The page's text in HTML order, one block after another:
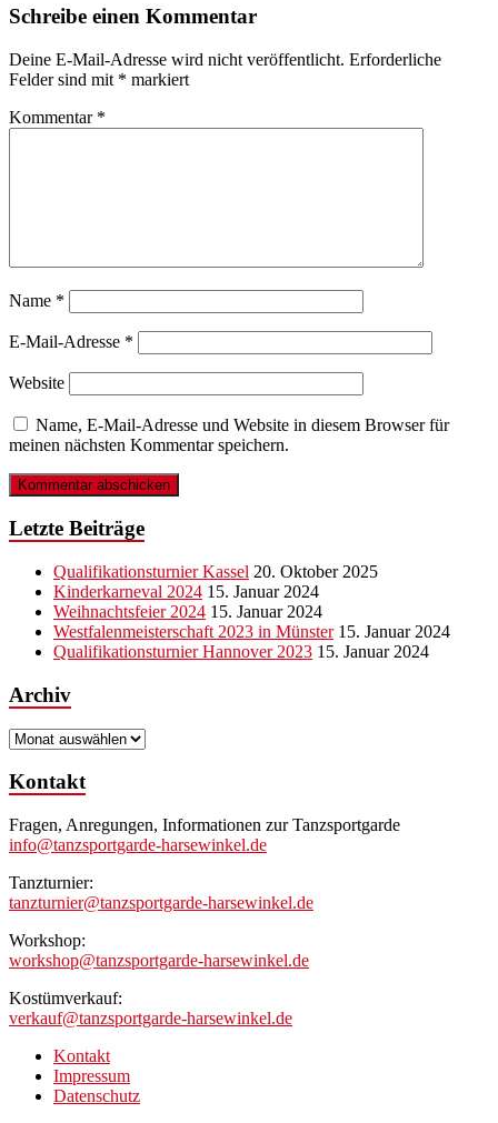
Schreibe einen Kommentar
Deine E-Mail-Adresse wird nicht veröffentlicht. Erforderliche
Felder sind mit * markiert
Kommentar *
Name *
E-Mail-Adresse *
Website
Name, E-Mail-Adresse und Website in diesem Browser für
meinen nächsten Kommentar speichern.
Letzte Beiträge
Qualifikationsturnier Kassel 20. Oktober 2025
Kinderkarneval 2024 15. Januar 2024
Weihnachtsfeier 2024 15. Januar 2024
Westfalenmeisterschaft 2023 in Münster 15. Januar 2024
Qualifikationsturnier Hannover 2023 15. Januar 2024
Archiv
Archiv
Kontakt
Fragen, Anregungen, Informationen zur Tanzsportgarde
info@tanzsportgarde-harsewinkel.de
Tanzturnier:
tanzturnier@tanzsportgarde-harsewinkel.de
Workshop:
workshop@tanzsportgarde-harsewinkel.de
Kostümverkauf:
verkauf@tanzsportgarde-harsewinkel.de
Kontakt
Impressum
Datenschutz